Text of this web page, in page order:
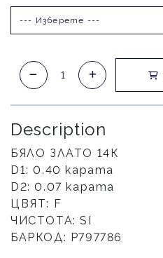
--- Изберете ---
Description
БЯЛО ЗЛАТО 14К
D1: 0.40 карата
D2: 0.07 карата
ЦВЯТ: F
ЧИСТОТА: SI
БАРКОД: Р797786